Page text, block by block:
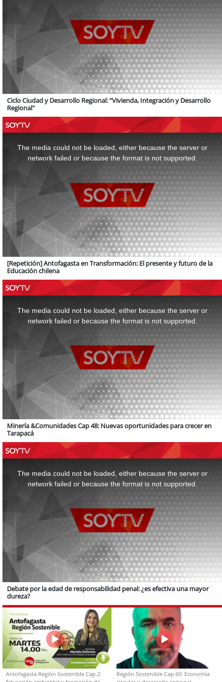
Ciclo Ciudad y Desarrollo Regional: “Vivienda, Integración y Desarrollo
Regional"
The media could not be loaded, either because the server or
network failed or because the format is not supported.
[Repetición] Antofagasta en Transformación: El presente y futuro de la
Educación chilena
The media could not be loaded, either because the server or
network failed or because the format is not supported.
Minería &Comunidades Cap 48: Nuevas oportunidades para crecer en
Tarapacá
The media could not be loaded, either because the server or
network failed or because the format is not supported.
Debate por la edad de responsabilidad penal: ¿es efectiva una mayor
dureza?
Antofagasta Región Sostenible Cap.2:
Región Sostenible Cap 60: Economía